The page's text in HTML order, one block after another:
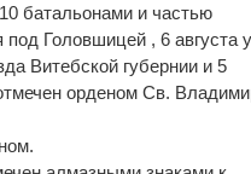
батальонами и частью
под Головшицей , 6 августа у
Витебской губернии и 5
орденом Св.